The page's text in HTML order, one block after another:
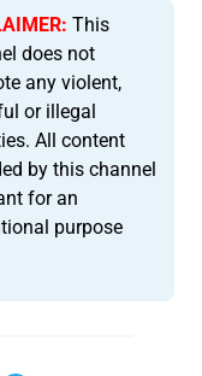
This
does not
any violent,
or illegal
All content
by this channel
for an
purpose